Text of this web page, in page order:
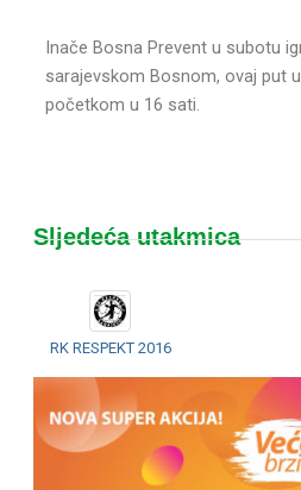
Inače Bosna Prevent u subotu
sarajevskom Bosnom, ovaj put
početkom u 16 sati.
Sljedeća utakmica
RK RESPEKT 2016